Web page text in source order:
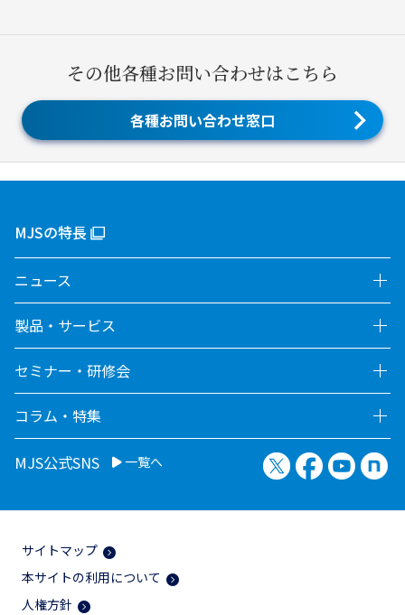
その他各種お問い合わせはこちら
各種お問い合わせ窓口
MJSの特長
ニュース
製品・サービス
セミナー・研修会
コラム・特集
MJS公式SNS 一覧へ X（旧Twitter）
Facebook
サイトマップ
本サイトの利用について
人権方針